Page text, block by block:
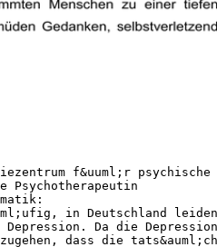
f&uuml;r
Psychotherapeutin
in Deutschland
Depression. Da die
dass die